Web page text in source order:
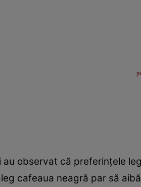
au observat că preferințele
cafeaua neagră par să